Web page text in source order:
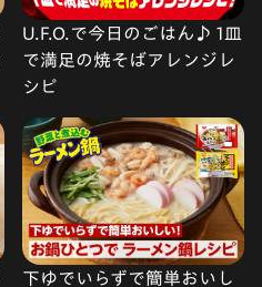
U.F.O.で今日のごはん♪ 1皿
で満足の焼そばアレンジレ
シピ
下ゆでいらずで簡単おいし